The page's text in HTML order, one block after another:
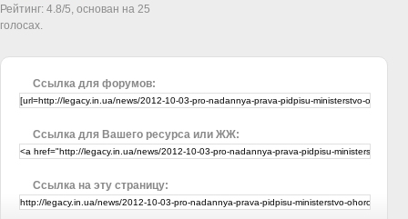
Рейтинг: 4.8/5, основан на 25
голосах.
Ссылка для форумов:
Ссылка для Вашего ресурса или ЖЖ:
Ссылка на эту страницу: